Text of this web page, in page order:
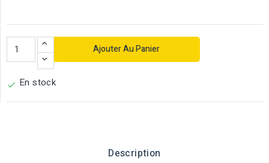
Ajouter Au Panier
 En stock
Description